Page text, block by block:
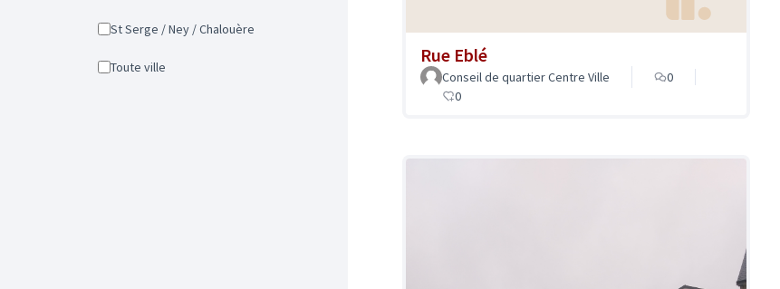
St Serge / Ney / Chalouère
Toute ville
Rue Eblé
Conseil de quartier Centre Ville
0
0